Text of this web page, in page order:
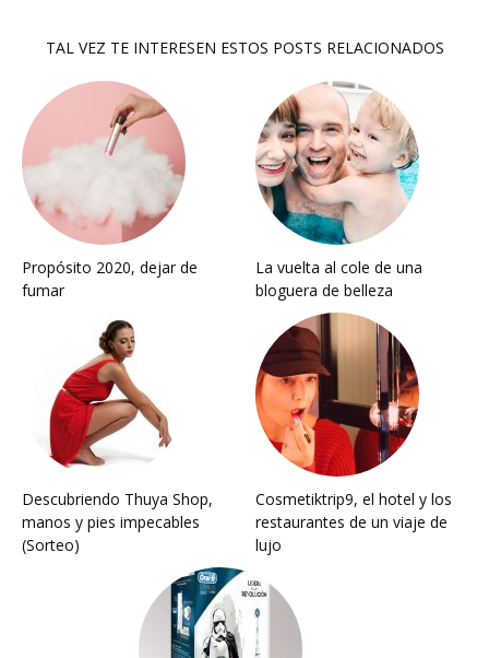
TAL VEZ TE INTERESEN ESTOS POSTS RELACIONADOS
Propósito 2020, dejar de
fumar
La vuelta al cole de una
bloguera de belleza
Descubriendo Thuya Shop,
manos y pies impecables
(Sorteo)
Cosmetiktrip9, el hotel y los
restaurantes de un viaje de
lujo